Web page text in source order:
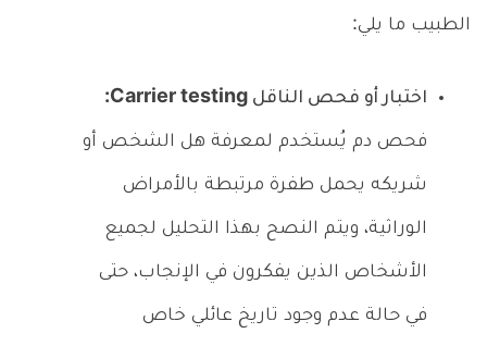
الطبيب ما يلي:
اختبار أو فحص الناقل Carrier testing:
فحص دم يُستخدم لمعرفة هل الشخص أو
شريكه يحمل طفرة مرتبطة بالأمراض
الوراثية، ويتم النصح بهذا التحليل لجميع
الأشخاص الذين يفكرون في الإنجاب، حتى
في حالة عدم وجود تاريخ عائلي خاص